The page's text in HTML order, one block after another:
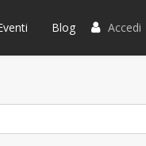
Accedi
Blog